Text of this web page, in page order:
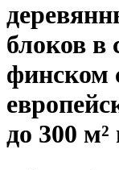
блоков в
финском
до 300 м²